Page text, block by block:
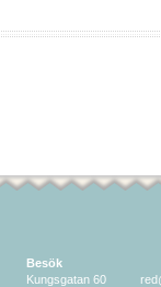
Besök
Kungsgatan 60